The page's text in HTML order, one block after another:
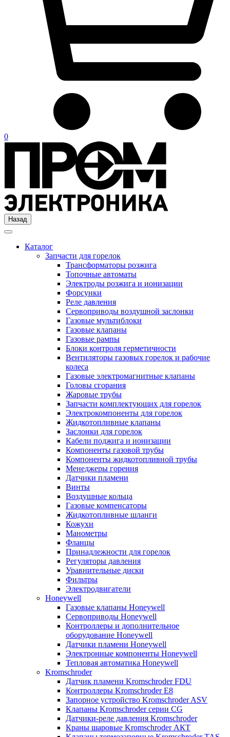
0
Назад
Каталог
Запчасти для горелок
Трансформаторы розжига
Топочные автоматы
Электроды розжига и ионизации
Форсунки
Реле давления
Сервоприводы воздушной заслонки
Газовые мультиблоки
Газовые клапаны
Газовые рампы
Блоки контроля герметичности
Вентиляторы газовых горелок и рабочие
колеса
Газовые электромагнитные клапаны
Головы сгорания
Жаровые трубы
Запчасти комплектующих для горелок
Электрокомпоненты для горелок
Жидкотопливные клапаны
Заслонки для горелок
Кабели поджига и ионизации
Компоненты газовой трубы
Компоненты жидкотопливной трубы
Менеджеры горения
Датчики пламени
Винты
Воздушные кольца
Газовые компенсаторы
Жидкотопливные шланги
Кожухи
Манометры
Фланцы
Принадлежности для горелок
Регуляторы давления
Уравнительные диски
Фильтры
Электродвигатели
Honeywell
Газовые клапаны Honeywell
Сервоприводы Honeywell
Контроллеры и дополнительное
оборудование Honeywell
Датчики пламени Honeywell
Электронные компоненты Honeywell
Тепловая автоматика Honeywell
Kromschroder
Датчик пламени Kromschroder FDU
Контроллеры Kromschroder E8
Запорное устройство Kromschroder ASV
Клапаны Kromschroder серии CG
Датчики-реле давления Kromschroder
Краны шаровые Kromschroder АКТ